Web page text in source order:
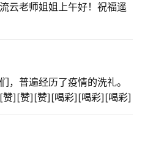
云老师姐姐上午好！祝福遥
，普遍经历了疫情的洗礼。
赞][赞][赞][喝彩][喝彩][喝彩]